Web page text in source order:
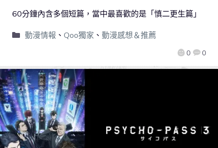
0 0
60分鐘內含多個短篇，當中最喜歡的是「慎二更生篇」
動漫情報 、 Qoo獨家 、 動漫感想＆推薦